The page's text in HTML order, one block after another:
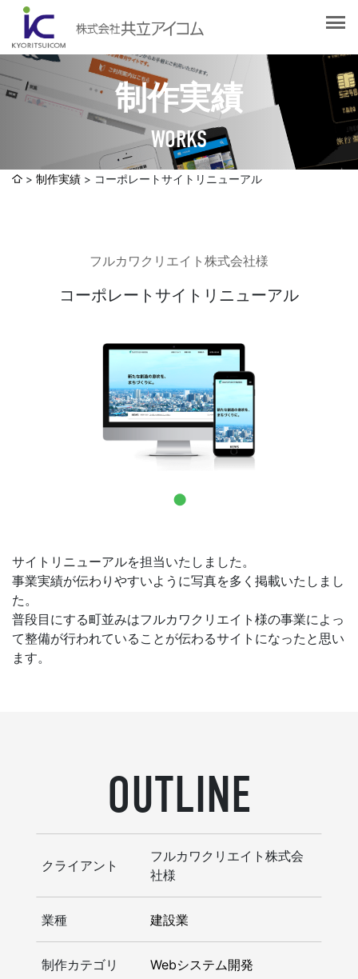
制作実績
WORKS
会社概要
社長挨拶
企業理念
認証取得
SDGsへの取り組みについて
選ばれる理由
Web制作・ホームページ制作
システム開発
発送代行・全国流通（ロジスティクス）
デジタルコンテンツ制作・撮影・その他
制作実績
社員ブログ
採用情報
お問合せ
制作実績 コーポレートサイトリニューアル
フルカワクリエイト株式会社様
コーポレートサイトリニューアル
サイトリニューアルを担当いたしました。
事業実績が伝わりやすいように写真を多く掲載いたしまし
た。
普段目にする町並みはフルカワクリエイト様の事業によっ
て整備が行われていることが伝わるサイトになったと思い
ます。
OUTLINE
クライアント
フルカワクリエイト株式会
社様
業種 建設業
制作カテゴリ Webシステム開発